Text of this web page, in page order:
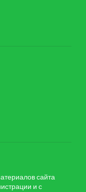
сайта
и с